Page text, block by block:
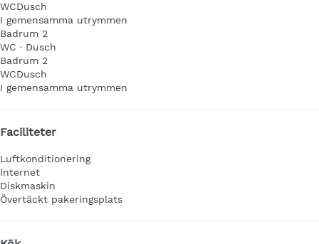
WCDusch
I gemensamma utrymmen
Badrum 2
WC · Dusch
Badrum 2
WCDusch
I gemensamma utrymmen
Faciliteter
Luftkonditionering
Internet
Diskmaskin
Övertäckt pakeringsplats